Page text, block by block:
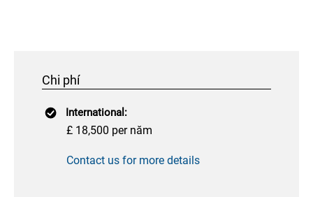
Chi phí
International:
£ 18,500 per năm
Contact us for more details